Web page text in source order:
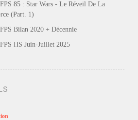
85 : Star Wars - Le Réveil De La
(Part. 1)
Bilan 2020 + Décennie
HS Juin-Juillet 2025